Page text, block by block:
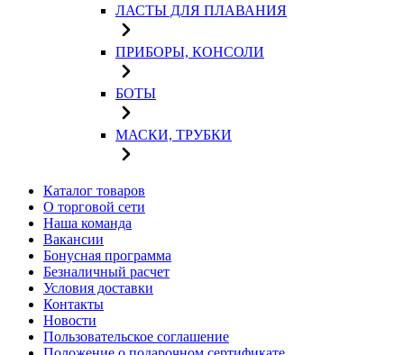
ЛАСТЫ ДЛЯ ПЛАВАНИЯ
ПРИБОРЫ, КОНСОЛИ
БОТЫ
МАСКИ, ТРУБКИ
Каталог товаров
О торговой сети
Наша команда
Вакансии
Бонусная программа
Безналичный расчет
Условия доставки
Контакты
Новости
Пользовательское соглашение